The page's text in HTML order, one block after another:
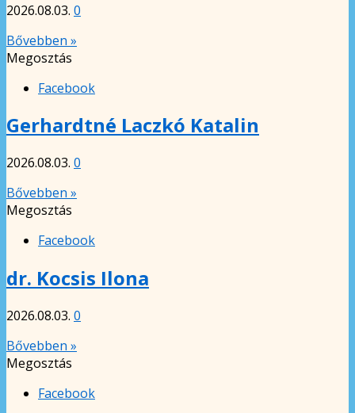
2026.08.03. 0
Bővebben »
Megosztás
Facebook
Gerhardtné Laczkó Katalin
2026.08.03. 0
Bővebben »
Megosztás
Facebook
dr. Kocsis Ilona
2026.08.03. 0
Bővebben »
Megosztás
Facebook